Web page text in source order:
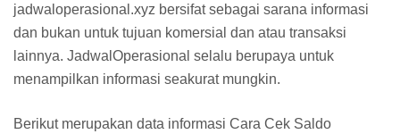
jadwaloperasional.xyz bersifat sebagai sarana informasi
dan bukan untuk tujuan komersial dan atau transaksi
lainnya. JadwalOperasional selalu berupaya untuk
menampilkan informasi seakurat mungkin.
Berikut merupakan data informasi Cara Cek Saldo